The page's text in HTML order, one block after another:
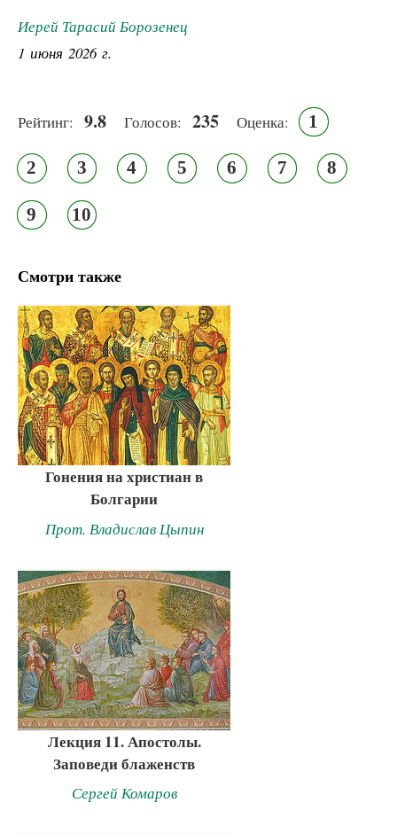
Иерей Тарасий Борозенец
1 июня 2026 г.
Рейтинг: 9.8 Голосов: 235 Оценка: 1
2 3 4 5 6 7 8
9 10
Смотри также
Гонения на христиан в
Болгарии
Прот. Владислав Цыпин
Лекция 11. Апостолы.
Заповеди блаженств
Сергей Комаров